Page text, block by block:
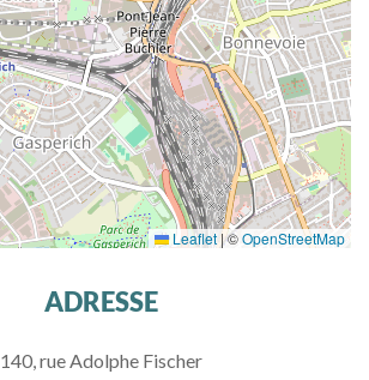
Leaflet |©OpenStreetMap
ADRESSE
140, rue Adolphe Fischer